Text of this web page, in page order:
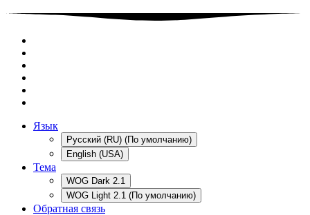
Язык
Русский (RU) (По умолчанию)
English (USA)
Тема
WOG Dark 2.1
WOG Light 2.1 (По умолчанию)
Обратная связь